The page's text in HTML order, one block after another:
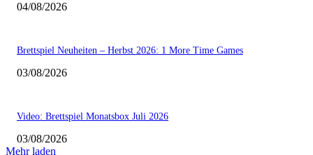
04/08/2026
Brettspiel Neuheiten – Herbst 2026: 1 More Time Games
03/08/2026
Video: Brettspiel Monatsbox Juli 2026
03/08/2026
Mehr laden